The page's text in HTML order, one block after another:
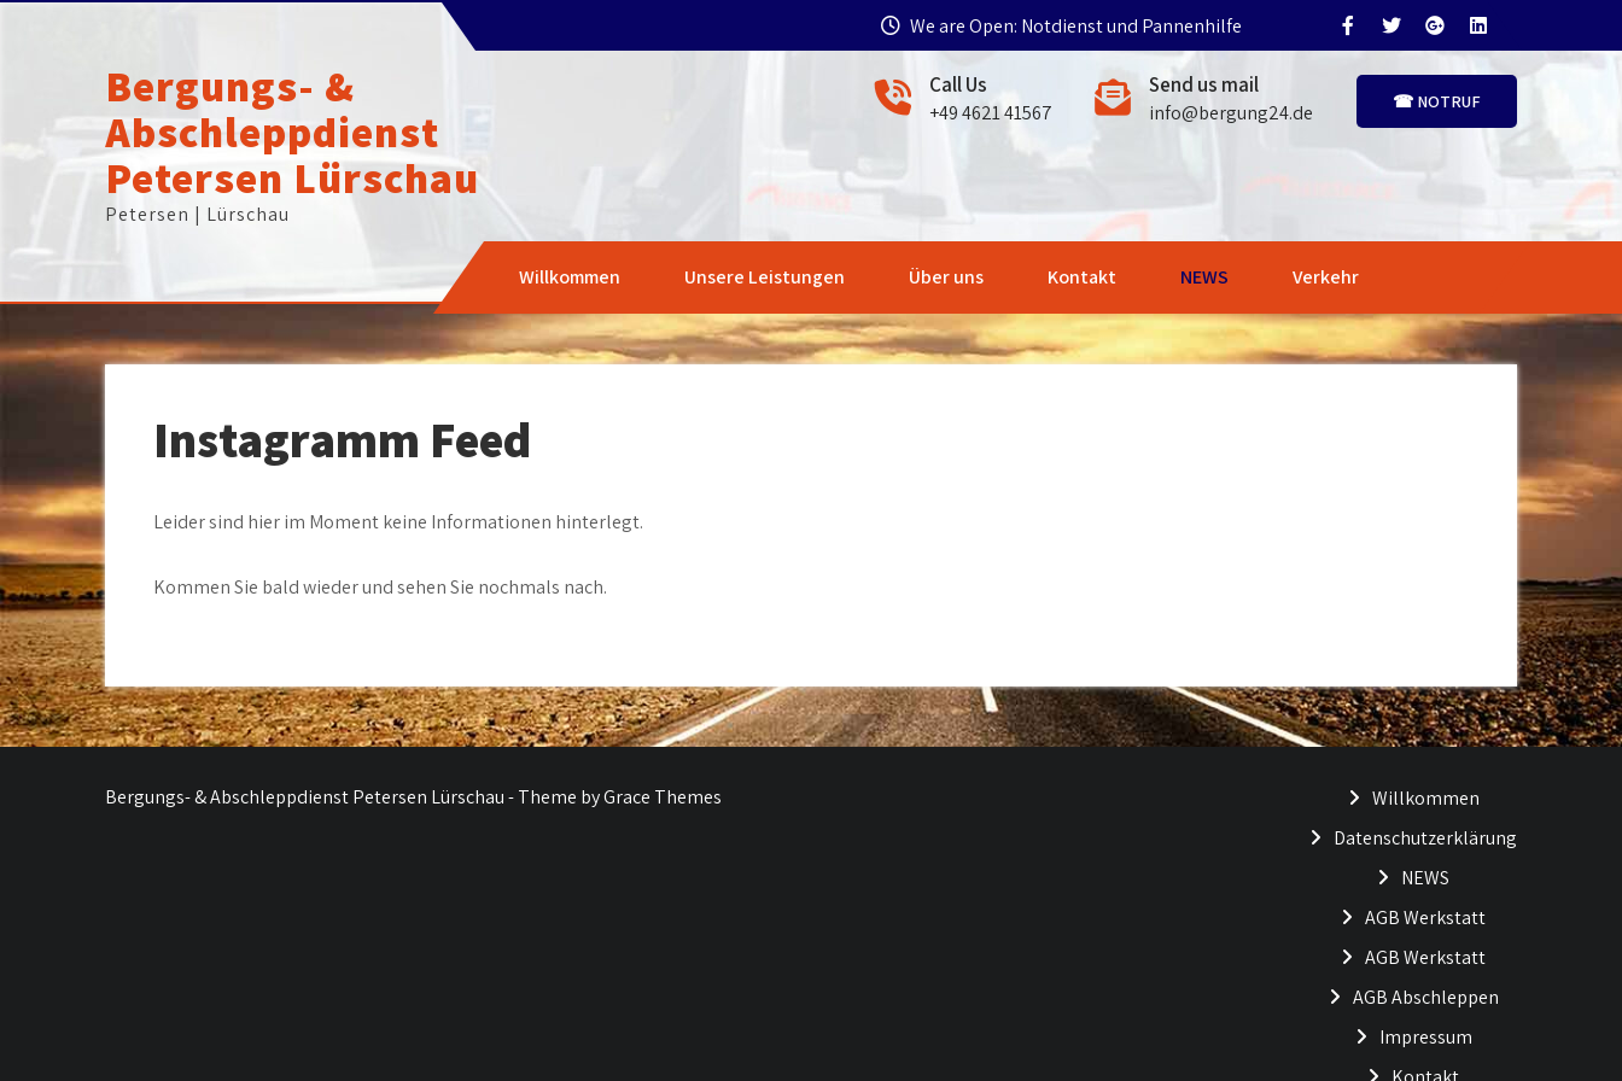
We are Open: Notdienst und Pannenhilfe
Bergungs- &
Abschleppdienst
Petersen Lürschau
Petersen | Lürschau
Call Us
+49 4621 41567
Send us mail
info@bergung24.de ☎ NOTRUF
Willkommen Unsere Leistungen Über uns Kontakt NEWS Verkehr
Instagramm Feed
Leider sind hier im Moment keine Informationen hinterlegt.
Kommen Sie bald wieder und sehen Sie nochmals nach.
Bergungs- & Abschleppdienst Petersen Lürschau - Theme by Grace Themes
Willkommen
Datenschutzerklärung
NEWS
AGB Werkstatt
AGB Werkstatt
AGB Abschleppen
Impressum